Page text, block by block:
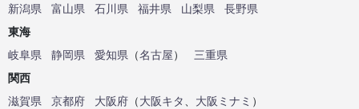
新潟県
富山県 石川県 福井県 山梨県
長野県
東海
岐阜県
静岡県 愛知県 （名古屋）
三重県
関西
滋賀県
京都府 大阪府 （大阪キタ 大阪ミナミ ）